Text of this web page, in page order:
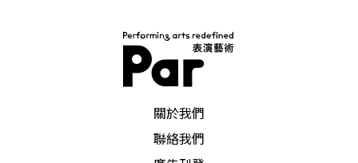
關於我們
聯絡我們